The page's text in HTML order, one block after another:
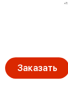
Заказать